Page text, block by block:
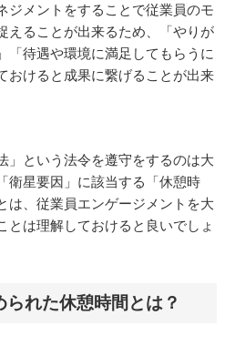
メントをすることで従業員のモ
えることが出来るため、「やりが
「待遇や環境に満足してもらうに
おけると成果に繋げることが出来
という法令を遵守をするのは大
衛星要因」に該当する「休憩時
は、従業員エンゲージメントを大
とは理解しておけると良いでしょ
れた休憩時間とは？